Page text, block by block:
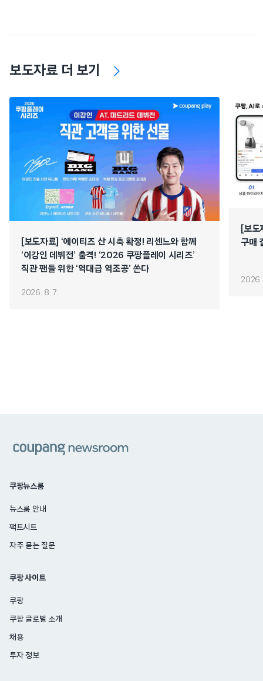
보도자료 더 보기
[보도자료] ‘에이티즈 산 시축 확정! 리센느와 함께
‘이강인 데뷔전’ 출격! ‘2026 쿠팡플레이 시리즈’
직관 팬들 위한 ‘역대급 역조공’ 쏜다
2026. 8. 7.
[보
구매
2026.
쿠팡뉴스룸
뉴스룸 안내
팩트시트
자주 묻는 질문
쿠팡 사이트
쿠팡
쿠팡 글로벌 소개
채용
투자 정보